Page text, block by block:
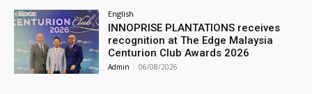
English
INNOPRISE PLANTATIONS receives
recognition at The Edge Malaysia
Centurion Club Awards 2026
Admin - 06/08/2026